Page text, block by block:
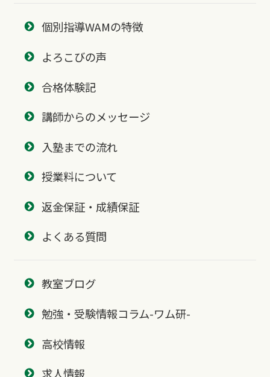
個別指導WAMの特徴
よろこびの声
合格体験記
講師からのメッセージ
入塾までの流れ
授業料について
返金保証・成績保証
よくある質問
教室ブログ
勉強・受験情報コラム-ワム研-
高校情報
求人情報